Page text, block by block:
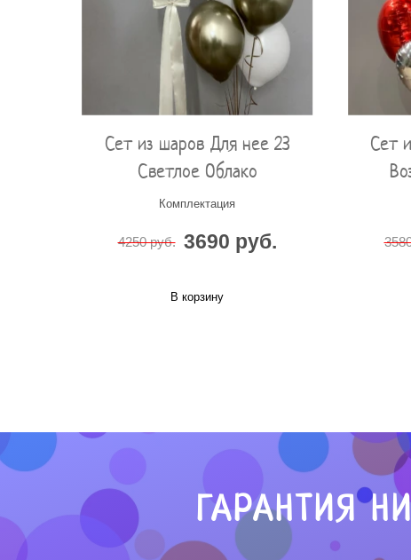
Сет из шаров Для нее 23
Светлое Облако
Комплектация
4250 руб. 3690 руб.
В корзину
Сет
ГАРАНТИЯ